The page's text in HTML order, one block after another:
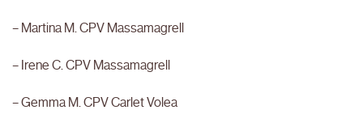
– Martina M. CPV Massamagrell
– Irene C. CPV Massamagrell
– Gemma M. CPV Carlet Volea